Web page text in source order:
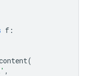
f :
(
,